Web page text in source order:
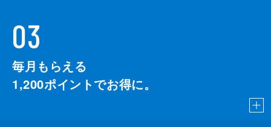
03
毎月もらえる
1,200ポイントでお得に。